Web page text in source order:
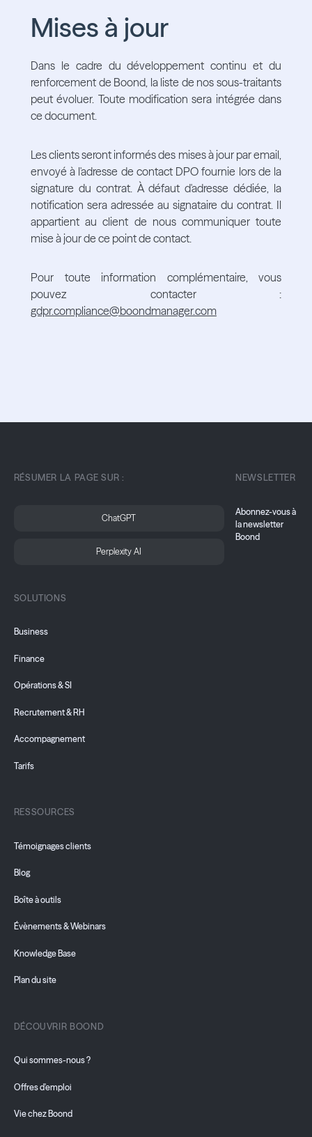
Mises à jour
Dans le cadre du développement continu et du
renforcement de Boond, la liste de nos sous-traitants
peut évoluer. Toute modification sera intégrée dans
ce document.
Les clients seront informés des mises à jour par email,
envoyé à l'adresse de contact DPO fournie lors de la
signature du contrat. À défaut d'adresse dédiée, la
notification sera adressée au signataire du contrat. Il
appartient au client de nous communiquer toute
mise à jour de ce point de contact.
Pour toute information complémentaire, vous
pouvez contacter :
gdpr.compliance@boondmanager.com
RÉSUMER LA PAGE SUR :
ChatGPT
Perplexity AI
SOLUTIONS
Business
Finance
Opérations & SI
Recrutement & RH
Accompagnement
Tarifs
RESSOURCES
Témoignages clients
Blog
Boîte à outils
Évènements & Webinars
Knowledge Base
Plan du site
DÉCOUVRIR BOOND
Qui sommes-nous ?
Offres d'emploi
Vie chez Boond
NEWSLETTER
Abonnez-vous à
la newsletter
Boond